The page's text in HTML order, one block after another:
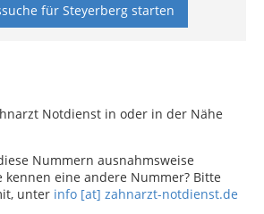
für Steyerberg starten
Notdienst in oder in der Nähe
Nummern ausnahmsweise
kennen eine andere Nummer? Bitte
unter info [at] zahnarzt-notdienst.de